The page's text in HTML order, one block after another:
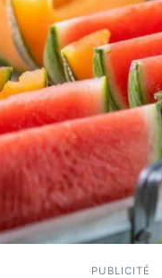
PUBLICITÉ